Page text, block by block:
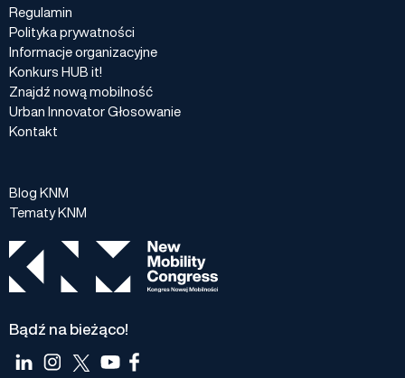
Regulamin
Polityka prywatności
Informacje organizacyjne
Konkurs HUB it!
Znajdź nową mobilność
Urban Innovator Głosowanie
Kontakt
Blog KNM
Tematy KNM
Bądź na bieżąco!